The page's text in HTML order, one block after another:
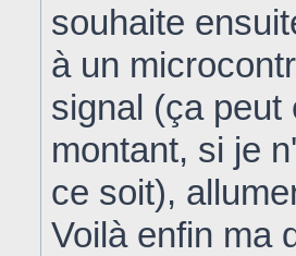
souhaite
à un
signal (ça peut
montant, si je
ce soit),
Voilà enfin ma